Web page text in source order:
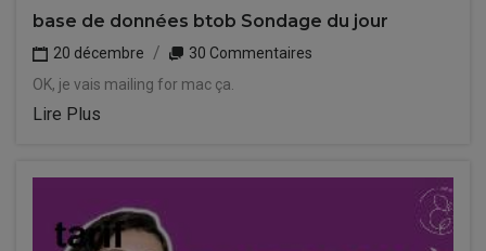
base de données btob Sondage du jour
20 décembre
30 Commentaires
OK, je vais mailing for mac ça.
Lire Plus